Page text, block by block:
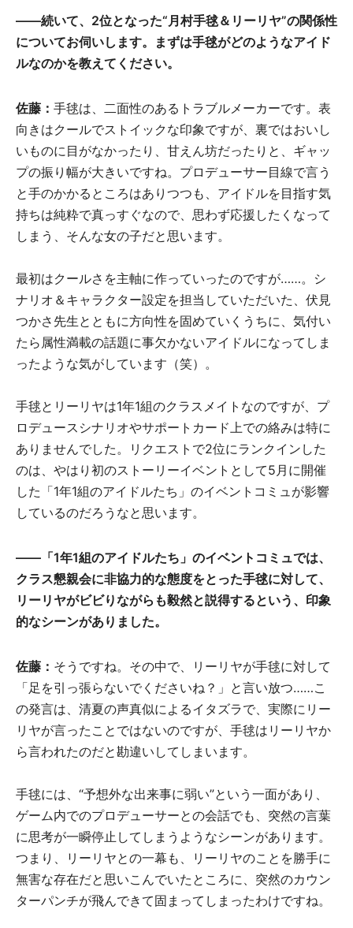
――続いて、2位となった“月村手毬＆リーリヤ”の関係性
についてお伺いします。まずは手毬がどのようなアイド
ルなのかを教えてください。
佐藤： 手毬は、二面性のあるトラブルメーカーです。表
向きはクールでストイックな印象ですが、裏ではおいし
いものに目がなかったり、甘えん坊だったりと、ギャッ
プの振り幅が大きいですね。プロデューサー目線で言う
と手のかかるところはありつつも、アイドルを目指す気
持ちは純粋で真っすぐなので、思わず応援したくなって
しまう、そんな女の子だと思います。
最初はクールさを主軸に作っていったのですが……。シ
ナリオ＆キャラクター設定を担当していただいた、伏見
つかさ先生とともに方向性を固めていくうちに、気付い
たら属性満載の話題に事欠かないアイドルになってしま
ったような気がしています（笑）。
手毬とリーリヤは1年1組のクラスメイトなのですが、プ
ロデュースシナリオやサポートカード上での絡みは特に
ありませんでした。リクエストで2位にランクインした
のは、やはり初のストーリーイベントとして5月に開催
した「1年1組のアイドルたち」のイベントコミュが影響
しているのだろうなと思います。
――「1年1組のアイドルたち」のイベントコミュでは、
クラス懇親会に非協力的な態度をとった手毬に対して、
リーリヤがビビりながらも毅然と説得するという、印象
的なシーンがありました。
佐藤： そうですね。その中で、リーリヤが手毬に対して
「足を引っ張らないでくださいね？」と言い放つ……こ
の発言は、清夏の声真似によるイタズラで、実際にリー
リヤが言ったことではないのですが、手毬はリーリヤか
ら言われたのだと勘違いしてしまいます。
手毬には、“予想外な出来事に弱い”という一面があり、
ゲーム内でのプロデューサーとの会話でも、突然の言葉
に思考が一瞬停止してしまうようなシーンがあります。
つまり、リーリヤとの一幕も、リーリヤのことを勝手に
無害な存在だと思いこんでいたところに、突然のカウン
ターパンチが飛んできて固まってしまったわけですね。